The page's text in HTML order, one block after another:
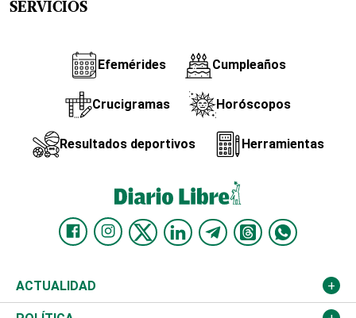
SERVICIOS
Efemérides Cumpleaños
Crucigramas Horóscopos
Resultados deportivos Herramientas
ACTUALIDAD